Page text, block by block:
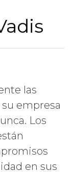
las
empresa
Los
en sus